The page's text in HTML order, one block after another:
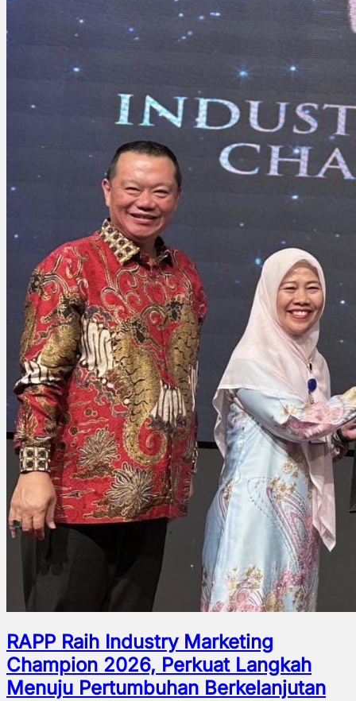
RAPP Raih Industry Marketing
Champion 2026, Perkuat Langkah
Menuju Pertumbuhan Berkelanjutan